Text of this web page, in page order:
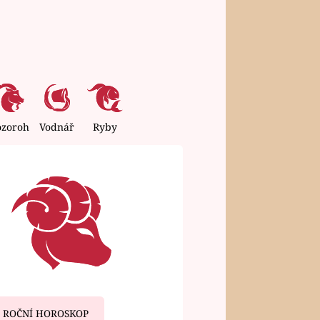
Vodnář Ryby
ROČNÍ HOROSKOP